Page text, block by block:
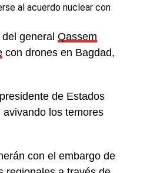
al acuerdo nuclear con
general Qassem
con drones en Bagdad,
de Estados
los temores
con el embargo de